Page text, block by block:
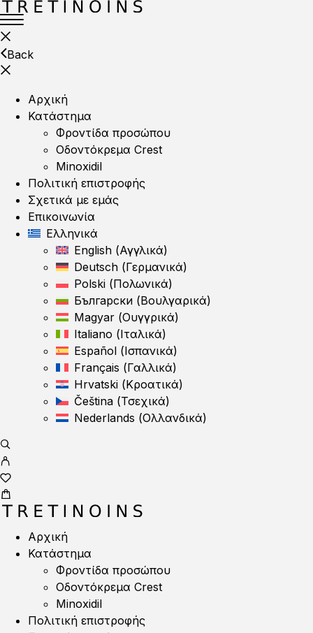
Back
Αρχική
Κατάστημα
Φροντίδα προσώπου
Οδοντόκρεμα Crest
Minoxidil
Πολιτική επιστροφής
Σχετικά με εμάς
Επικοινωνία
Ελληνικά
English (Αγγλικά)
Deutsch (Γερμανικά)
Polski (Πολωνικά)
Български (Βουλγαρικά)
Magyar (Ουγγρικά)
Italiano (Ιταλικά)
Español (Ισπανικά)
Français (Γαλλικά)
Hrvatski (Κροατικά)
Čeština (Τσεχικά)
Nederlands (Ολλανδικά)
Αρχική
Κατάστημα
Φροντίδα προσώπου
Οδοντόκρεμα Crest
Minoxidil
Πολιτική επιστροφής